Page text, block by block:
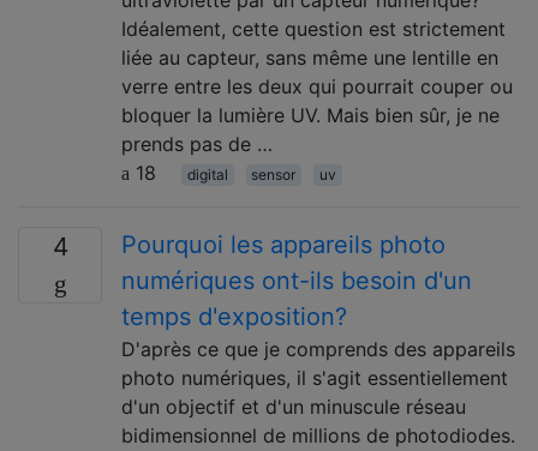
Idéalement, cette question est strictement
liée au capteur, sans même une lentille en
verre entre les deux qui pourrait couper ou
bloquer la lumière UV. Mais bien sûr, je ne
prends pas de …
18
digital sensor uv
4
Pourquoi les appareils photo
numériques ont-ils besoin d'un
temps d'exposition?
D'après ce que je comprends des appareils
photo numériques, il s'agit essentiellement
d'un objectif et d'un minuscule réseau
bidimensionnel de millions de photodiodes.